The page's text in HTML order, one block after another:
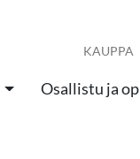
KAUPPA
Osallistu ja